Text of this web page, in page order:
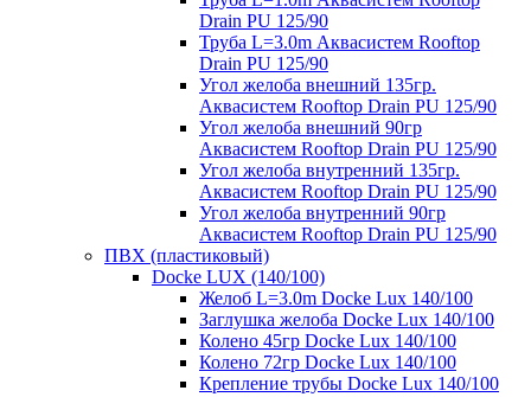
Drain PU 125/90
Труба L=3.0m Аквасистем Rooftop
Drain PU 125/90
Угол желоба внешний 135гр.
Аквасистем Rooftop Drain PU 125/90
Угол желоба внешний 90гр
Аквасистем Rooftop Drain PU 125/90
Угол желоба внутренний 135гр.
Аквасистем Rooftop Drain PU 125/90
Угол желоба внутренний 90гр
Аквасистем Rooftop Drain PU 125/90
ПВХ (пластиковый)
Docke LUX (140/100)
Желоб L=3.0m Docke Lux 140/100
Заглушка желоба Docke Lux 140/100
Колено 45гр Docke Lux 140/100
Колено 72гр Docke Lux 140/100
Крепление трубы Docke Lux 140/100